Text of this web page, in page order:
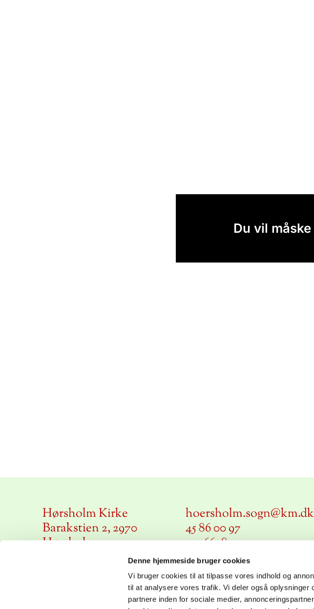
Denne hjemmeside bruger cookies
Vi bruger cookies til at tilpasse vores indhold og
til at analysere vores trafik. Vi deler også oplysninger
partnere inden for sociale medier,
Du vil
Hørsholm Kirke
Barakstien 2, 2970
Hørsholm
hoersholm.sogn@km.dk
45 86 00 97
cvr 66984915